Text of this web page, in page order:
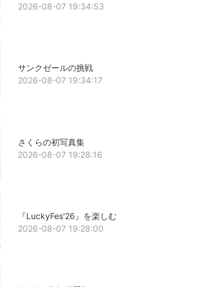
2026-08-07 19:34:53
サンクゼールの挑戦
2026-08-07 19:34:17
さくらの初写真集
2026-08-07 19:28:16
『LuckyFes'26』を楽しむ
2026-08-07 19:28:00